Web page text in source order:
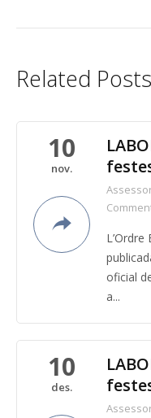
Related Posts
10
nov.
oficial
a...
10
des.